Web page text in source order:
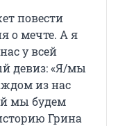
повести
о мечте. А я
у всей
девиз: «Я/мы
из нас
мы будем
Грина